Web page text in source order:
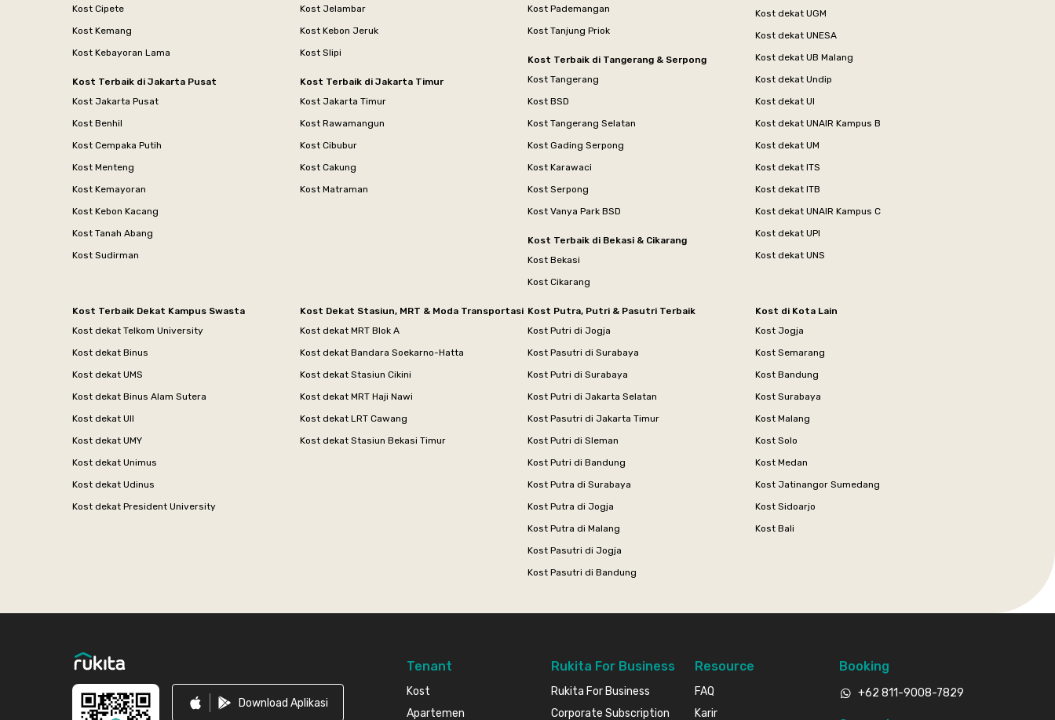
Kost Cipete
Kost Kemang
Kost Kebayoran Lama
Kost Terbaik di Jakarta Pusat
Kost Jakarta Pusat
Kost Benhil
Kost Cempaka Putih
Kost Menteng
Kost Kemayoran
Kost Kebon Kacang
Kost Tanah Abang
Kost Sudirman
Kost Jelambar
Kost Kebon Jeruk
Kost Slipi
Kost Terbaik di Jakarta Timur
Kost Jakarta Timur
Kost Rawamangun
Kost Cibubur
Kost Cakung
Kost Matraman
Kost Pademangan
Kost Tanjung Priok
Kost Terbaik di Tangerang & Serpong
Kost Tangerang
Kost BSD
Kost Tangerang Selatan
Kost Gading Serpong
Kost Karawaci
Kost Serpong
Kost Vanya Park BSD
Kost Terbaik di Bekasi & Cikarang
Kost Bekasi
Kost Cikarang
Kost dekat UGM
Kost dekat UNESA
Kost dekat UB Malang
Kost dekat Undip
Kost dekat UI
Kost dekat UNAIR Kampus B
Kost dekat UM
Kost dekat ITS
Kost dekat ITB
Kost dekat UNAIR Kampus C
Kost dekat UPI
Kost dekat UNS
Kost Terbaik Dekat Kampus Swasta
Kost dekat Telkom University
Kost dekat Binus
Kost dekat UMS
Kost dekat Binus Alam Sutera
Kost dekat UII
Kost dekat UMY
Kost dekat Unimus
Kost dekat Udinus
Kost dekat President University
Kost Dekat Stasiun, MRT & Moda Transportasi
Kost dekat MRT Blok A
Kost dekat Bandara Soekarno-Hatta
Kost dekat Stasiun Cikini
Kost dekat MRT Haji Nawi
Kost dekat LRT Cawang
Kost dekat Stasiun Bekasi Timur
Kost Putra, Putri & Pasutri Terbaik
Kost Putri di Jogja
Kost Pasutri di Surabaya
Kost Putri di Surabaya
Kost Putri di Jakarta Selatan
Kost Pasutri di Jakarta Timur
Kost Putri di Sleman
Kost Putri di Bandung
Kost Putra di Surabaya
Kost Putra di Jogja
Kost Putra di Malang
Kost Pasutri di Jogja
Kost Pasutri di Bandung
Kost di Kota Lain
Kost Jogja
Kost Semarang
Kost Bandung
Kost Surabaya
Kost Malang
Kost Solo
Kost Medan
Kost Jatinangor Sumedang
Kost Sidoarjo
Kost Bali
Download Aplikasi
Tenant
Kost
Apartemen
Rukita For Business
Rukita For Business
Corporate Subscription
Resource
FAQ
Karir
Booking
+62 811-9008-7829